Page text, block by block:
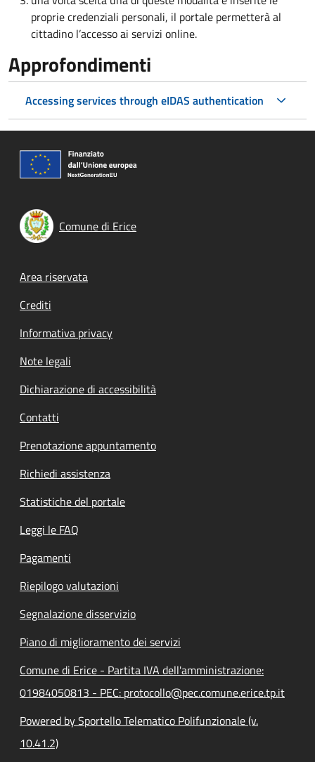
proprie credenziali personali, il portale permetterà al
cittadino l’accesso ai servizi online.
Approfondimenti
Accessing services through eIDAS authentication
Comune di Erice
Footer menu
Area riservata
Crediti
Informativa privacy
Note legali
Dichiarazione di accessibilità
Contatti
Prenotazione appuntamento
Richiedi assistenza
Statistiche del portale
Leggi le FAQ
Pagamenti
Riepilogo valutazioni
Segnalazione disservizio
Piano di miglioramento dei servizi
Comune di Erice - Partita IVA dell'amministrazione:
01984050813 - PEC: protocollo@pec.comune.erice.tp.it
Powered by Sportello Telematico Polifunzionale (v.
10.41.2)